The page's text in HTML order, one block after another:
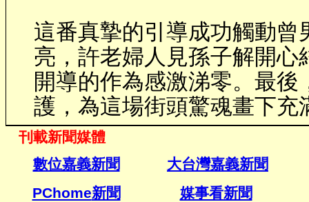
這番真摯的引導成功觸動
亮，許老婦人見孫子解開
開導的作為感激涕零。最
護，為這場街頭驚魂畫下充
刊載新聞媒體
數位嘉義新聞
大台灣嘉義新聞
PChome新聞
媒事看新聞